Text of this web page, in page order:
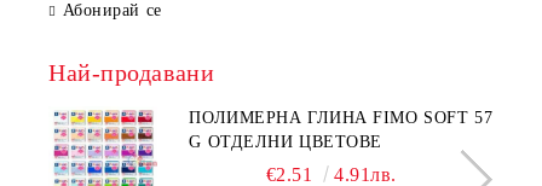
Абонирай се
Най-продавани
ПОЛИМЕРНА ГЛИНА FIMO SOFT 57
G ОТДЕЛНИ ЦВЕТОВЕ
€2.51 4.91лв.